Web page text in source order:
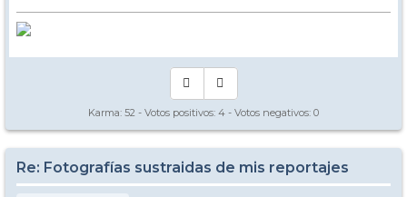
Karma: 52 - Votos positivos: 4 - Votos negativos: 0
Re: Fotografías sustraidas de mis reportajes